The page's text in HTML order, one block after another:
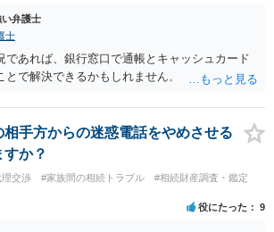
に書いている遺産の分け方に対して意見があれ
よいです。 次に「申立ての理由」のところに、
のか(例えば、あかささんと話合いが出来ない／
なった方・あかささん・お姉さん間の事情やい
いると思うので、あかささんから見てそれは違
いてあかささんが重要だと考える事情があれば
姉さんは亡くなった方からお金を援助してもら
われる)いきさつを沢山盛り込むことだと考えま
関係することに留める方が、裁判所や調停委員
弁護士
士
であれば、銀行窓口で通帳とキャッシュカード
で解決できるかもしれません。
手方からの迷惑電話をやめさせる
か？
交渉 #家族間の相続トラブル
#相続財産調査・鑑定
役にたった 9